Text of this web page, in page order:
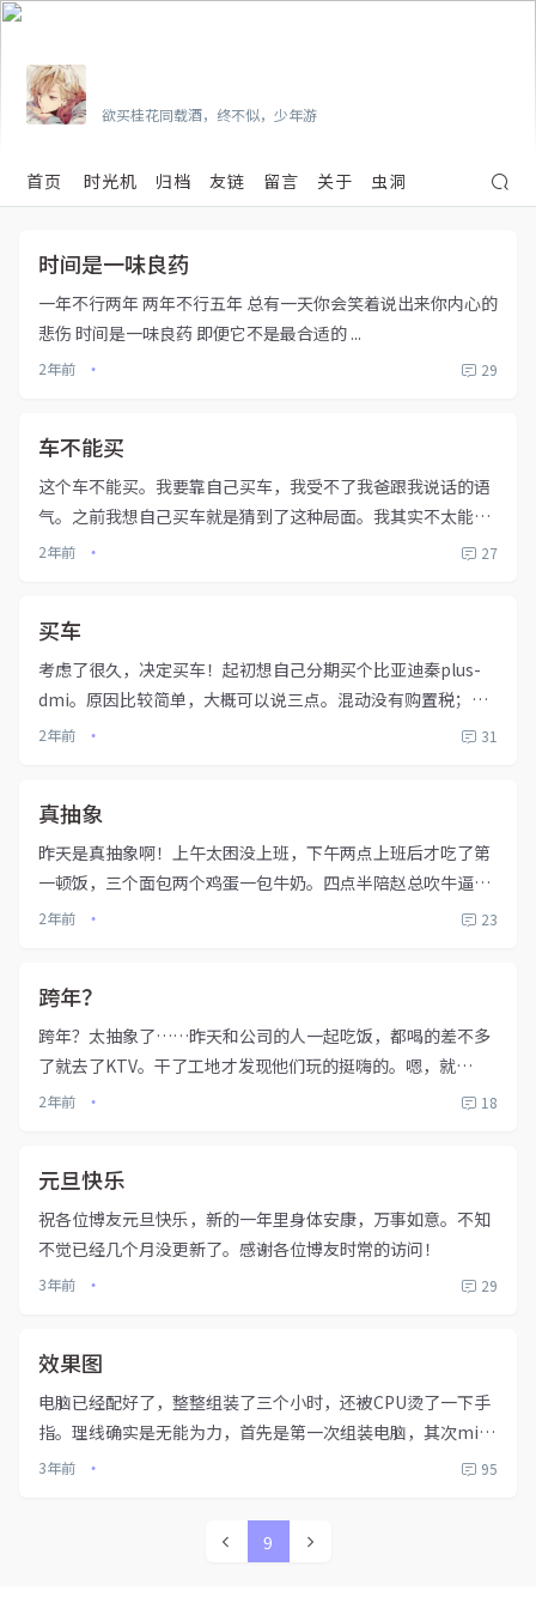
欲买桂花同载酒，终不似，少年游
首页 时光机 归档 友链 留言 关于 虫洞
时间是一味良药
一年不行两年 两年不行五年 总有一天你会笑着说出来你内心的
悲伤 时间是一味良药 即便它不是最合适的 ...
2年前 • 29
车不能买
这个车不能买。我要靠自己买车，我受不了我爸跟我说话的语
气。之前我想自己买车就是猜到了这种局面。我其实不太能表
达出现在的状态。我觉得应该互相尊重，他总觉得他很牛逼，
2年前 • 27
买车
考虑了很久，决定买车！起初想自己分期买个比亚迪秦plus-
dmi。原因比较简单，大概可以说三点。混动没有购置税；外
观比较喜欢；能力之内。后来这个想法让我爸知道了，他是忠
2年前 • 31
真抽象
昨天是真抽象啊！上午太困没上班，下午两点上班后才吃了第
一顿饭，三个面包两个鸡蛋一包牛奶。四点半陪赵总吹牛逼，
他说饿了要吃点东西，我刚吃完还不饿，但是看到他点的面还
2年前 • 23
跨年？
跨年？太抽象了……昨天和公司的人一起吃饭，都喝的差不多
了就去了KTV。干了工地才发现他们玩的挺嗨的。嗯，就
是“很嗨”。还是我单纯了……昨天溜走了，和香猪在MC里一
2年前 • 18
元旦快乐
祝各位博友元旦快乐，新的一年里身体安康，万事如意。不知
不觉已经几个月没更新了。感谢各位博友时常的访问！
3年前 • 29
效果图
电脑已经配好了，整整组装了三个小时，还被CPU烫了一下手
指。理线确实是无能为力，首先是第一次组装电脑，其次mini
机箱的空间比较小，好多线没地方放。鼠标买的毒蝰v2pro，
3年前 • 95
9